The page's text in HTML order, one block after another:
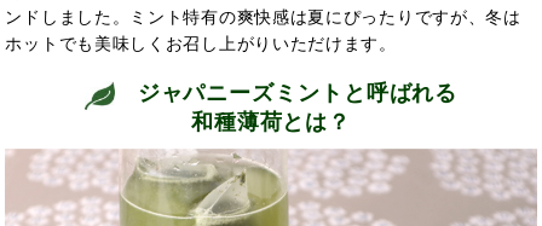
ンドしました。ミント特有の爽快感は夏にぴったりですが、冬は
ホットでも美味しくお召し上がりいただけます。
ジャパニーズミントと呼ばれる
和種薄荷とは？